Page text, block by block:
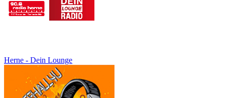
Herne - Dein Lounge